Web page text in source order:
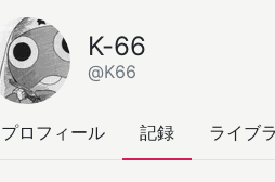
K-66
@K66
プロフィール 記録 ライブ